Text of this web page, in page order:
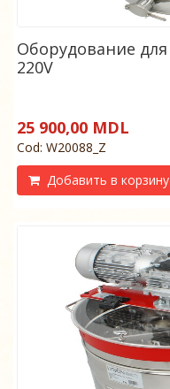
Оборудование
220V
25 900,00 MDL
Cod: W20088_Z
Добавить в корзину